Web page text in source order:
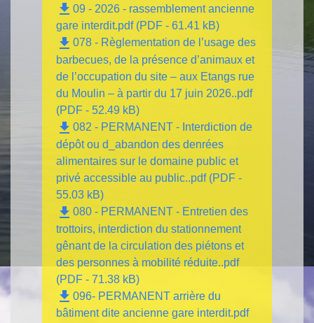
file_download 09 - 2026 - rassemblement ancienne
gare interdit.pdf (PDF - 61.41 kB)
file_download 078 - Règlementation de l’usage des
barbecues, de la présence d’animaux et
de l’occupation du site – aux Etangs rue
du Moulin – à partir du 17 juin 2026..pdf
(PDF - 52.49 kB)
file_download 082 - PERMANENT - Interdiction de
dépôt ou d_abandon des denrées
alimentaires sur le domaine public et
privé accessible au public..pdf (PDF -
55.03 kB)
file_download 080 - PERMANENT - Entretien des
trottoirs, interdiction du stationnement
gênant de la circulation des piétons et
des personnes à mobilité réduite..pdf
(PDF - 71.38 kB)
file_download 096- PERMANENT arrière du
bâtiment dite ancienne gare interdit.pdf